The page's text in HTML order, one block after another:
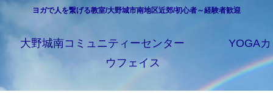
ヨガで人を繋げる教室/大野城市南地区近郊/初心者～経験者歓迎
大野城南コミュニティーセンター YOGAカ
ウフェイス